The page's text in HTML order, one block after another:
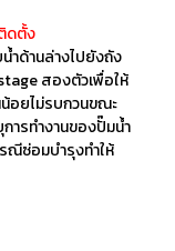
ดตั้ง
ำด้านล่างไปยังถัง
สองตัวเพื่อให้
อยไม่รบกวนขณะ
ารทำงานของปั๊มน้ำ
ณีซ่อมบำรุงทำให้